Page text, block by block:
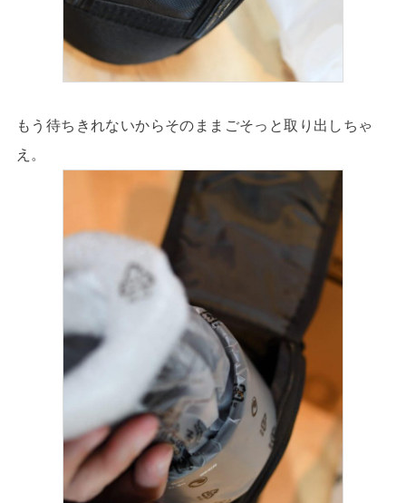
もう待ちきれないからそのままごそっと取り出しちゃ
え。